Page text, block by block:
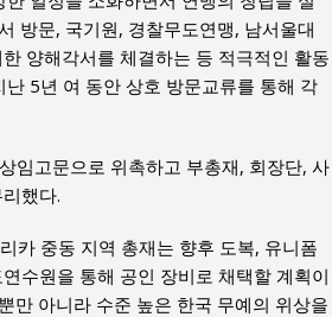
방문, 국기원, 경찰무도연맹, 남서울대
양해각서를 체결하는 등 적극적인 활동
5년 여 동안 상호 방문교류를 통해 각
임고문으로 위촉하고 부총재, 회장단, 사
했다.
카 중동 지역 총재는 향후 도복, 유니폼
수원을 통해 공인 장비로 채택할 계획이
만 아니라 수준 높은 한국 무예의 위상을